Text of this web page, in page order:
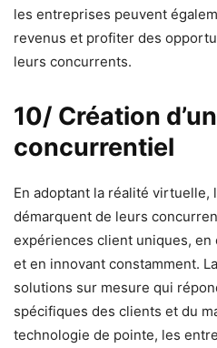
les entreprises peuvent
revenus et profiter des
leurs concurrents.
10/ Création
concurrentiel
En adoptant la réalité virtuelle,
démarquent de leurs
expériences client uniques,
et en innovant constamment.
solutions sur mesure qui
spécifiques des clients et du
technologie de pointe, les